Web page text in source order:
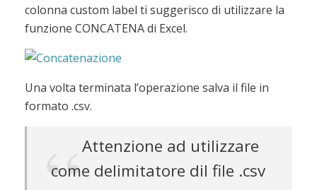
colonna custom label ti suggerisco di utilizzare la
funzione CONCATENA di Excel.
Una volta terminata l’operazione salva il file in
formato .csv.
Attenzione ad utilizzare
come delimitatore dil file .csv